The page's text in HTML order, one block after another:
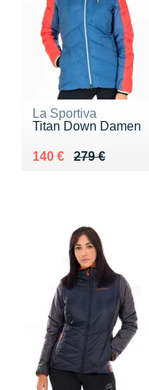
La Sportiva
Titan Down Damen
279 €
Au lieu de 279 €
140 €
Vendu 140 €